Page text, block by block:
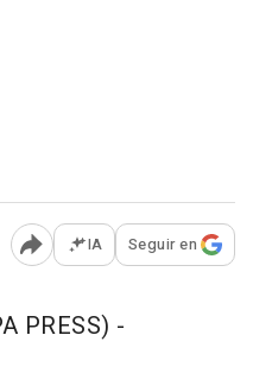
Abrir opciones para
IA Seguir en
PRESS) -